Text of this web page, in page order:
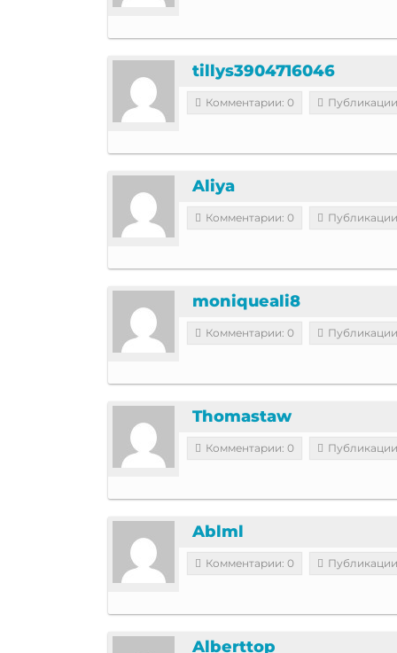
tillys3904716046
Комментарии: 0
Aliya
Комментарии: 0
moniqueali8
Комментарии: 0
Thomastaw
Комментарии: 0
Ablml
Комментарии: 0
Alberttop